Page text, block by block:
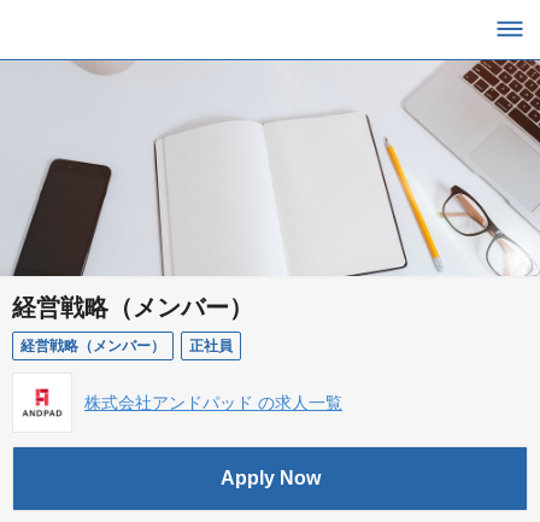
経営戦略（メンバー）
経営戦略（メンバー） 正社員
株式会社アンドパッド の求人一覧
Apply Now